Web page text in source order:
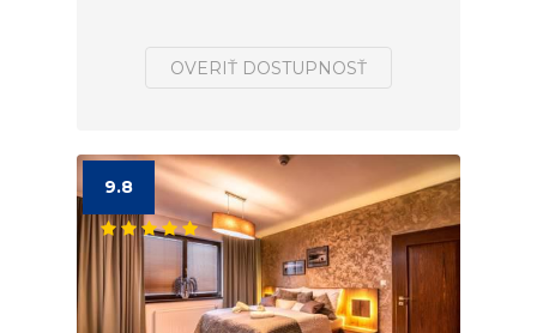
OVERIŤ DOSTUPNOSŤ
9.8